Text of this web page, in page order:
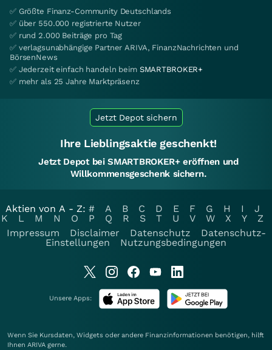
✅ Größte Finanz-Community Deutschlands
✅ über 550.000 registrierte Nutzer
✅ rund 2.000 Beiträge pro Tag
✅ verlagsunabhängige Partner ARIVA, FinanzNachrichten und
BörsenNews
✅ Jederzeit einfach handeln beim SMARTBROKER+
✅ mehr als 25 Jahre Marktpräsenz
Jetzt Depot sichern
Ihre Lieblingsaktie geschenkt!
Jetzt Depot bei SMARTBROKER+ eröffnen und
Willkommensgeschenk sichern.
Aktien von A - Z: # A B C D E F G H I
J
K
L M N O P Q R S T U V W X Y
Z
Impressum
Disclaimer Datenschutz
Datenschutz-
Einstellungen
Nutzungsbedingungen
Unsere Apps:
Wenn Sie Kursdaten, Widgets oder andere Finanzinformationen benötigen, hilft
Ihnen ARIVA gerne.